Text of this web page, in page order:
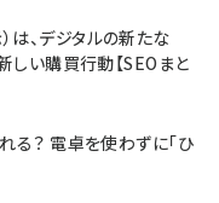
は、デジタルの新たな
しい購買行動【SEOまと
る？ 電卓を使わずに「ひ